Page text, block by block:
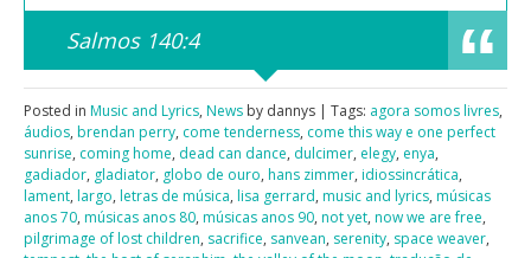
Salmos 140:4
Posted in Music and Lyrics, News by dannys | Tags: agora somos livres,
áudios, brendan perry, come tenderness, come this way e one perfect
sunrise, coming home, dead can dance, dulcimer, elegy, enya,
gadiador, gladiator, globo de ouro, hans zimmer, idiossincrática,
lament, largo, letras de música, lisa gerrard, music and lyrics, músicas
anos 70, músicas anos 80, músicas anos 90, not yet, now we are free,
pilgrimage of lost children, sacrifice, sanvean, serenity, space weaver,